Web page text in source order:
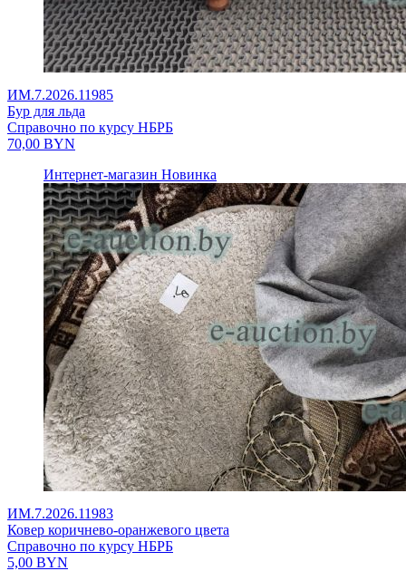
ИМ.7.2026.11985
Бур для льда
Справочно по курсу НБРБ
70,00 BYN
Интернет-магазин Новинка
ИМ.7.2026.11983
Ковер коричнево-оранжевого цвета
Справочно по курсу НБРБ
5,00 BYN